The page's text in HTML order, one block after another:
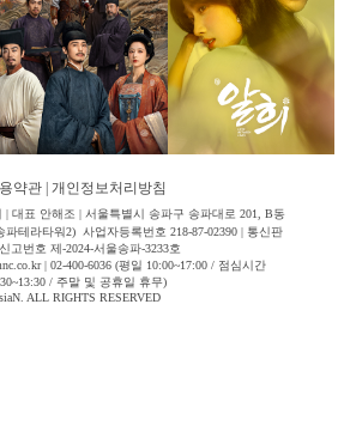
약관 개인정보처리방침
| 대표 안해조 | 서울특별시 송파구 송파대로 201, B동
파테라타워2) 사업자등록번호 218-87-02390 | 통신판
고번호 제-2024-서울송파-3233호
| 02-400-6036 (평일 10:00~17:00 / 점심시간
/ 주말 및 공휴일 휴무)
ALL RIGHTS RESERVED